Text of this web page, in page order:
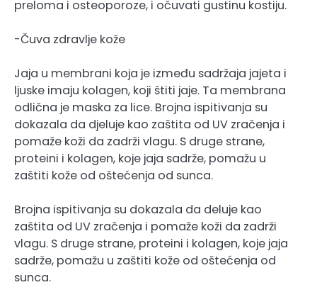
preloma i osteoporoze, i očuvati gustinu kostiju.
-Čuva zdravlje kože
Jaja u membrani koja je između sadržaja jajeta i
ljuske imaju kolagen, koji štiti jaje. Ta membrana
odlična je maska za lice. Brojna ispitivanja su
dokazala da djeluje kao zaštita od UV zračenja i
pomaže koži da zadrži vlagu. S druge strane,
proteini i kolagen, koje jaja sadrže, pomažu u
zaštiti kože od oštećenja od sunca.
Brojna ispitivanja su dokazala da deluje kao
zaštita od UV zračenja i pomaže koži da zadrži
vlagu. S druge strane, proteini i kolagen, koje jaja
sadrže, pomažu u zaštiti kože od oštećenja od
sunca.